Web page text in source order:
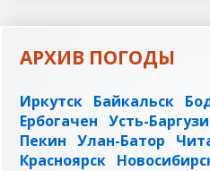
АРХИВ ПОГОДЫ
Иркутск Байкальск
Ербогачен Усть-
Пекин Улан-Батор
Красноярск